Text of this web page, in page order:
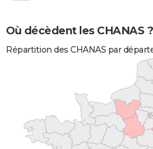
Où décèdent les CHANAS ?
Répartition des CHANAS par